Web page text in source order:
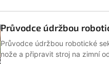
Průvodce údržbou
Průvodce údržbou robotické
nože a připravit stroj na zimní